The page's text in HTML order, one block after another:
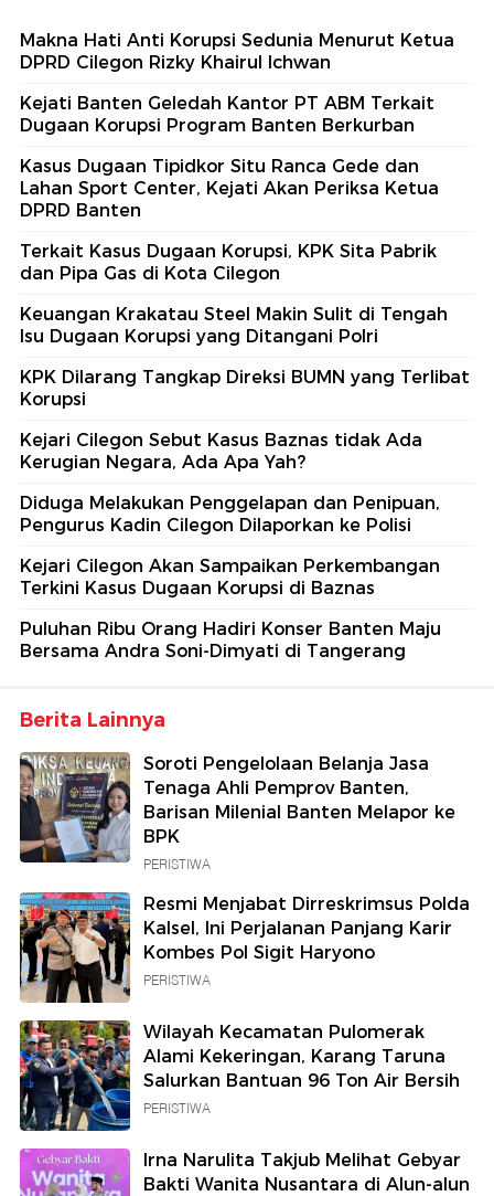
Makna Hati Anti Korupsi Sedunia Menurut Ketua
DPRD Cilegon Rizky Khairul Ichwan
Kejati Banten Geledah Kantor PT ABM Terkait
Dugaan Korupsi Program Banten Berkurban
Kasus Dugaan Tipidkor Situ Ranca Gede dan
Lahan Sport Center, Kejati Akan Periksa Ketua
DPRD Banten
Terkait Kasus Dugaan Korupsi, KPK Sita Pabrik
dan Pipa Gas di Kota Cilegon
Keuangan Krakatau Steel Makin Sulit di Tengah
Isu Dugaan Korupsi yang Ditangani Polri
KPK Dilarang Tangkap Direksi BUMN yang Terlibat
Korupsi
Kejari Cilegon Sebut Kasus Baznas tidak Ada
Kerugian Negara, Ada Apa Yah?
Diduga Melakukan Penggelapan dan Penipuan,
Pengurus Kadin Cilegon Dilaporkan ke Polisi
Kejari Cilegon Akan Sampaikan Perkembangan
Terkini Kasus Dugaan Korupsi di Baznas
Puluhan Ribu Orang Hadiri Konser Banten Maju
Bersama Andra Soni-Dimyati di Tangerang
Berita Lainnya
Soroti Pengelolaan Belanja Jasa
Tenaga Ahli Pemprov Banten,
Barisan Milenial Banten Melapor ke
BPK
PERISTIWA
Resmi Menjabat Dirreskrimsus Polda
Kalsel, Ini Perjalanan Panjang Karir
Kombes Pol Sigit Haryono
PERISTIWA
Wilayah Kecamatan Pulomerak
Alami Kekeringan, Karang Taruna
Salurkan Bantuan 96 Ton Air Bersih
PERISTIWA
Irna Narulita Takjub Melihat Gebyar
Bakti Wanita Nusantara di Alun-alun